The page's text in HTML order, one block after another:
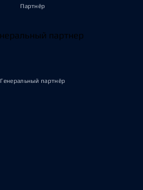
Партнёр
Генеральный партнёр